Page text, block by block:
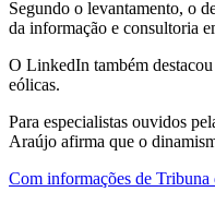
Segundo o levantamento, o
da informação e consultoria
O LinkedIn também
eólicas.
Para especialistas ouvidos
Araújo afirma que o
Com informações de Tribuna